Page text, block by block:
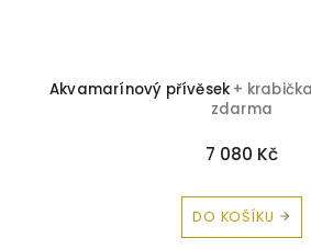
Akvamarínový přívěsek +
zdarma
7 080 Kč
DO KOŠÍKU